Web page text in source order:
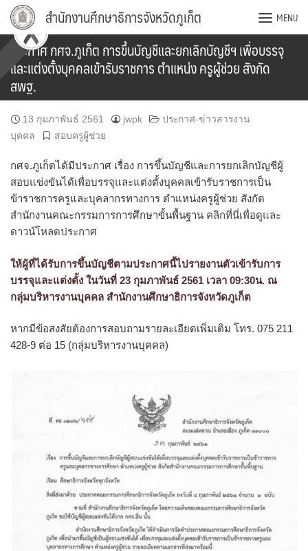
Skip
content
สำนักงานศึกษาธิการจังหวัดภูเก็ต MENU
ประกาศ กศจ.ภูเก็ต การขึ้นบัญชีและยกเลิกบัญชีฯ เพื่อบรรจุ
และแต่งตั้งบุคคลเข้ารับราชการ ตำแหน่ง ครูผู้ช่วย สังกัด
สพฐ.
13 กุมภาพันธ์ 2561 jwpk
ประกาศ-ข่าวสารงาน
บุคคล
สอบครูผู้ช่วย
กศจ.ภูเก็ตได้มีประกาศ เรื่อง การขึ้นบัญชีและการยกเลิกบัญชีผู้
สอบแข่งขันได้เพื่อบรรจุและแต่งตั้งบุคคลเข้ารับราชการเป็น
ข้าราชการครูและบุคลากรทางการ ตำแหน่งครูผู้ช่วย สังกัด
สำนักงานคณะกรรมการการศึกษาขั้นพื้นฐาน คลิกที่นี่เพื่อดูและ
ดาวน์โหลดประกาศ
ให้ผู้ที่ได้รับการขึ้นบัญชีตามประกาศนี้ไปรายงานตัวเข้ารับการ
บรรจุและแต่งตั้ง ในวันที่ 23 กุมภาพันธ์ 2561 เวลา 09:30น. ณ
กลุ่มบริหารงานบุคคล สำนักงานศึกษาธิการจังหวัดภูเก็ต
หากมีข้อสงสัยต้องการสอบถามรายละเอียดเพิ่มเติม โทร. 075 211
428-9 ต่อ 15 (กลุ่มบริหารงานบุคคล)